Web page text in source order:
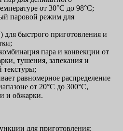
от 30°C до 98°C;
паровой режим для
для быстрого приготовления и
пара и конвекции от
тушения, запекания и
текстуры;
равномерное распределение
от 20°C до 300°C,
и обжарки.
для приготовления: